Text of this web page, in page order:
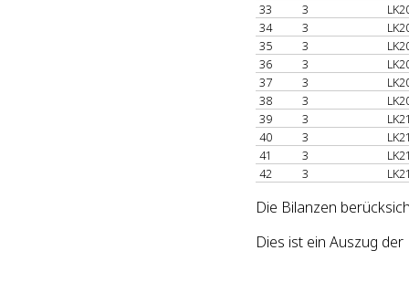
33
3
34
3
35
3
36
3
37
3
38
3
39
3
40
3
41
3
42
3
Die Bilanzen
Dies ist ein Auszug